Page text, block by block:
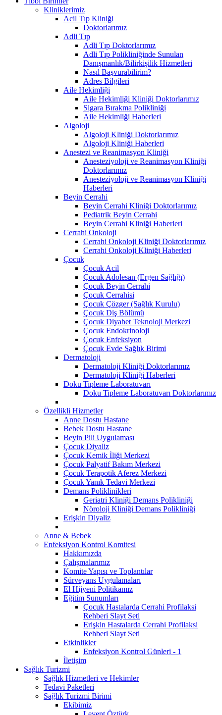
Kliniklerimiz
Acil Tıp Kliniği
Doktorlarımız
Adli Tıp
Adli Tıp Doktorlarımız
Adli Tıp Polikliniğinde Sunulan
Danışmanlık/Bilirkişilik Hizmetleri
Nasıl Başvurabilirim?
Adres Bilgileri
Aile Hekimliği
Aile Hekimliği Kliniği Doktorlarımız
Sigara Bırakma Polikliniği
Aile Hekimliği Haberleri
Algoloji
Algoloji Kliniği Doktorlarımız
Algoloji Kliniği Haberleri
Anestezi ve Reanimasyon Kliniği
Anesteziyoloji ve Reanimasyon Kliniği
Doktorlarımız
Anesteziyoloji ve Reanimasyon Kliniği
Haberleri
Beyin Cerrahi
Beyin Cerrahi Kliniği Doktorlarımız
Pediatrik Beyin Cerrahi
Beyin Cerrahi Kliniği Haberleri
Cerrahi Onkoloji
Cerrahi Onkoloji Kliniği Doktorlarımız
Cerrahi Onkoloji Kliniği Haberleri
Çocuk
Çocuk Acil
Çocuk Adolesan (Ergen Sağlığı)
Çocuk Beyin Cerrahi
Çocuk Cerrahisi
Çocuk Çözger (Sağlık Kurulu)
Çocuk Diş Bölümü
Çocuk Diyabet Teknoloji Merkezi
Çocuk Endokrinoloji
Çocuk Enfeksiyon
Çocuk Evde Sağlık Birimi
Dermatoloji
Dermatoloji Kliniği Doktorlarımız
Dermatoloji Kliniği Haberleri
Doku Tipleme Laboratuvarı
Doku Tipleme Laboratuvarı Doktorlarımız
Özellikli Hizmetler
Anne Dostu Hastane
Bebek Dostu Hastane
Beyin Pili Uygulaması
Çocuk Diyaliz
Çocuk Kemik İliği Merkezi
Çocuk Palyatif Bakım Merkezi
Çocuk Terapotik Aferez Merkezi
Çocuk Yanık Tedavi Merkezi
Demans Poliklinikleri
Geriatri Kliniği Demans Polikliniği
Nöroloji Kliniği Demans Polikliniği
Erişkin Diyaliz
Anne & Bebek
Enfeksiyon Kontrol Komitesi
Hakkımızda
Çalışmalarımız
Komite Yapısı ve Toplantılar
Sürveyans Uygulamaları
El Hijyeni Politikamız
Eğitim Sunumları
Çocuk Hastalarda Cerrahi Profilaksi
Rehberi Slayt Seti
Erişkin Hastalarda Cerrahi Profilaksi
Rehberi Slayt Seti
Etkinlikler
Enfeksiyon Kontrol Günleri - 1
İletişim
Sağlık Turizmi
Sağlık Hizmetleri ve Hekimler
Tedavi Paketleri
Sağlık Turizmi Birimi
Ekibimiz